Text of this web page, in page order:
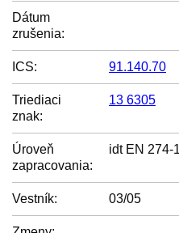
Dátum
zrušenia:
ICS: 91.140.70
Triediaci
znak:
13 6305
Úroveň
zapracovania:
idt EN 274-
Vestník: 03/05